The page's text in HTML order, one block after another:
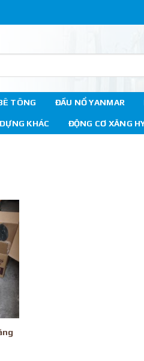
TÔNG ĐẦU NỔ YANMAR
KHÁC ĐỘNG CƠ XĂNG